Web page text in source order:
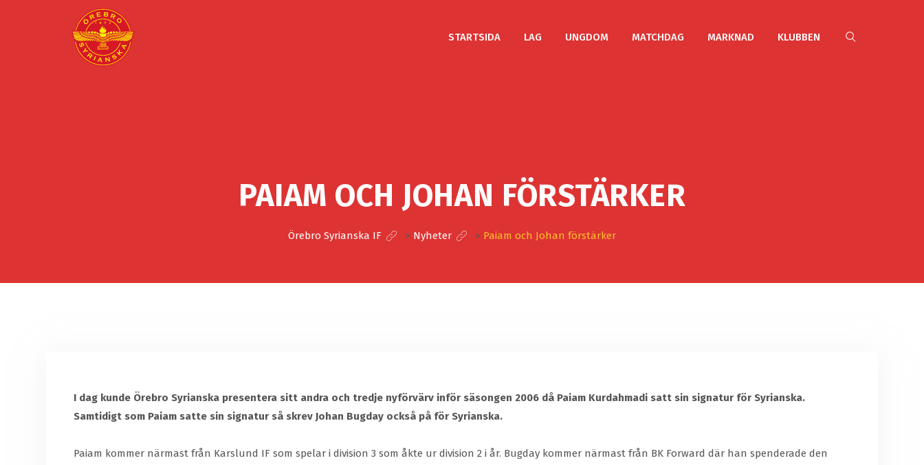
STARTSIDA LAG UNGDOM MATCHDAG MARKNAD KLUBBEN
PAIAM OCH JOHAN FÖRSTÄRKER
Örebro Syrianska IF > Nyheter > Paiam och Johan förstärker
I dag kunde Örebro Syrianska presentera sitt andra och tredje nyförvärv inför säsongen 2006 då Paiam Kurdahmadi satt sin signatur för Syrianska.
Samtidigt som Paiam satte sin signatur så skrev Johan Bugday också på för Syrianska.
Paiam kommer närmast från Karslund IF som spelar i division 3 som åkte ur division 2 i år. Bugday kommer närmast från BK Forward där han spenderade den